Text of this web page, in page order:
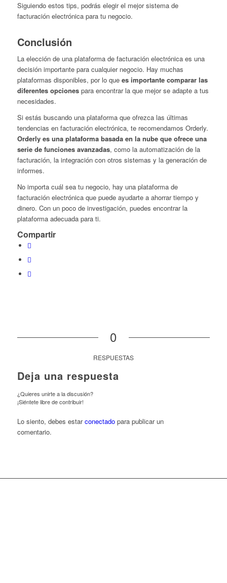
Siguiendo estos tips, podrás elegir el mejor sistema de
facturación electrónica para tu negocio.
Conclusión
La elección de una plataforma de facturación electrónica es una
decisión importante para cualquier negocio. Hay muchas
plataformas disponibles, por lo que es importante comparar las
diferentes opcionespara encontrar la que mejor se adapte a tus
necesidades.
Si estás buscando una plataforma que ofrezca las últimas
tendencias en facturación electrónica, te recomendamos Orderly.
Orderly es una plataforma basada en la nube que ofrece una
serie de funciones avanzadas, como la automatización de la
facturación, la integración con otros sistemas y la generación de
informes.
No importa cuál sea tu negocio, hay una plataforma de
facturación electrónica que puede ayudarte a ahorrar tiempo y
dinero. Con un poco de investigación, puedes encontrar la
plataforma adecuada para ti.
Compartir
0
RESPUESTAS
Deja una respuesta
¿Quieres unirte a la discusión?
¡Siéntete libre de contribuir!
Lo siento, debes estarconectadopara publicar un
comentario.